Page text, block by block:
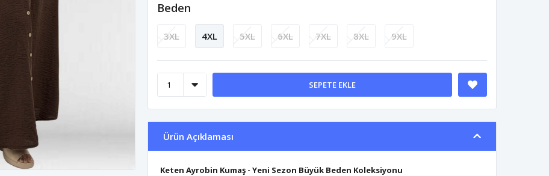
Beden
3XL 4XL 5XL 6XL 7XL 8XL 9XL
SEPETE EKLE
Ürün Açıklaması
Keten Ayrobin Kumaş - Yeni Sezon Büyük Beden Koleksiyonu